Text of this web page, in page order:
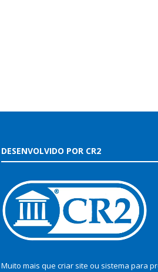
DESENVOLVIDO POR CR2
Muito mais que criar site ou sistema para